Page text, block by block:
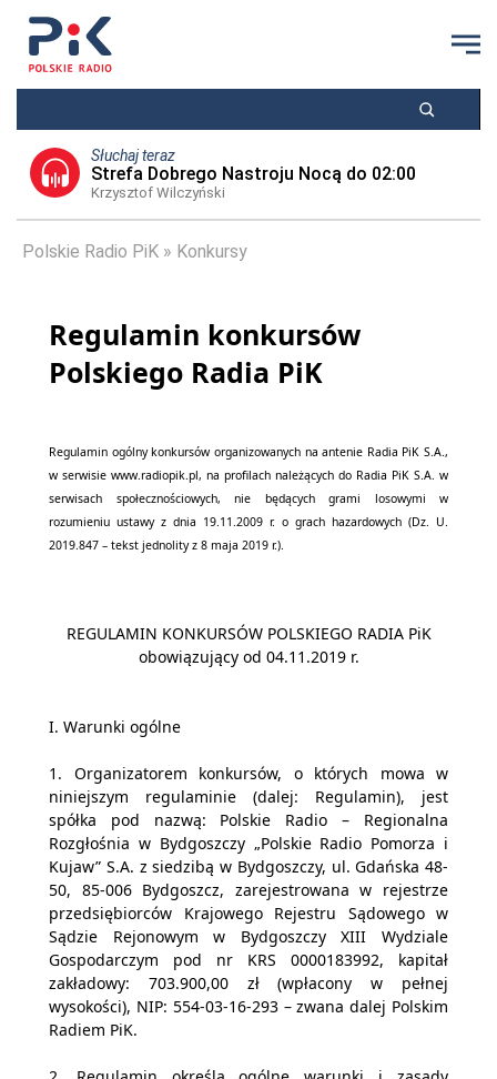
Słuchaj teraz
Strefa Dobrego Nastroju Nocą do 02:00
Krzysztof Wilczyński
Polskie Radio PiK Konkursy
Regulamin konkursów
Polskiego Radia PiK
Regulamin ogólny konkursów organizowanych na antenie Radia PiK S.A.,
w serwisie www.radiopik.pl, na profilach należących do Radia PiK S.A. w
serwisach społecznościowych, nie będących grami losowymi w
rozumieniu ustawy z dnia 19.11.2009 r. o grach hazardowych (Dz. U.
2019.847 – tekst jednolity z 8 maja 2019 r.).
REGULAMIN KONKURSÓW POLSKIEGO RADIA PiK
obowiązujący od 04.11.2019 r.
I. Warunki ogólne
1. Organizatorem konkursów, o których mowa w
niniejszym regulaminie (dalej: Regulamin), jest
spółka pod nazwą: Polskie Radio – Regionalna
Rozgłośnia w Bydgoszczy „Polskie Radio Pomorza i
Kujaw” S.A. z siedzibą w Bydgoszczy, ul. Gdańska 48-
50, 85-006 Bydgoszcz, zarejestrowana w rejestrze
przedsiębiorców Krajowego Rejestru Sądowego w
Sądzie Rejonowym w Bydgoszczy XIII Wydziale
Gospodarczym pod nr KRS 0000183992, kapitał
zakładowy: 703.900,00 zł (wpłacony w pełnej
wysokości), NIP: 554-03-16-293 – zwana dalej Polskim
Radiem PiK.